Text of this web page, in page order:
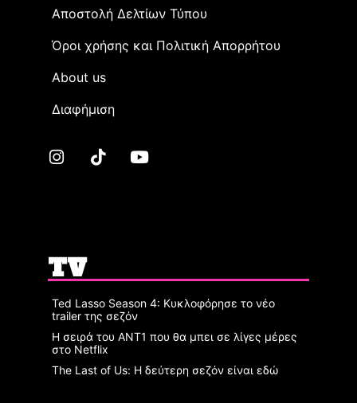
Αποστολή Δελτίων Τύπου
Όροι χρήσης και Πολιτική Απορρήτου
Αbout us
Διαφήμιση
TV
Ted Lasso Season 4: Κυκλοφόρησε το νέο
trailer της σεζόν
Η σειρά του ΑΝΤ1 που θα μπει σε λίγες μέρες
στο Netflix
The Last of Us: Η δεύτερη σεζόν είναι εδώ